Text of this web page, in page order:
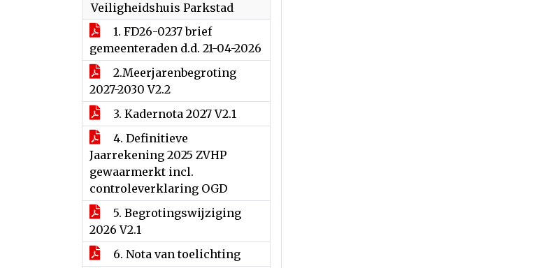
Veiligheidshuis Parkstad
1. FD26-0237 brief
gemeenteraden d.d. 21-04-2026
2.Meerjarenbegroting
2027-2030 V2.2
3. Kadernota 2027 V2.1
4. Definitieve
Jaarrekening 2025 ZVHP
gewaarmerkt incl.
controleverklaring OGD
5. Begrotingswijziging
2026 V2.1
6. Nota van toelichting